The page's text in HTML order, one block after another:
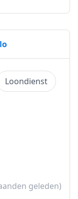
Loondienst
geleden)